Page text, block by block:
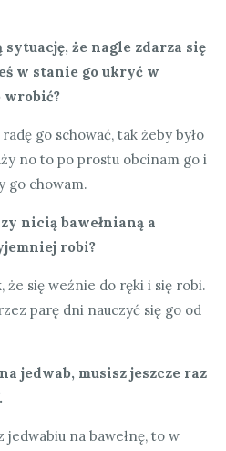
sytuację, że nagle zdarza się
w stanie go ukryć w
wrobić?
go schować, tak żeby było
no to po prostu obcinam go i
go chowam.
nicią bawełnianą a
robi?
że się weźnie do ręki i się robi.
parę dni nauczyć się go od
jedwab, musisz jeszcze raz
jedwabiu na bawełnę, to w